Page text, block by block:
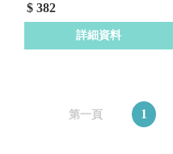
$ 382
詳細資料
第一頁 1